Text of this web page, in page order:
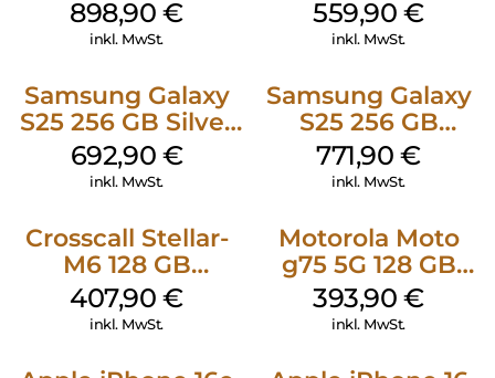
898,90€
inkl. MwSt.
559,90€
inkl. MwSt.
Samsung Galaxy
S25 256 GB Silver
Shadow
692,90 €
inkl. MwSt.
Samsung Galaxy
S25 256 GB
Icyblue
771,90€
inkl. MwSt.
Crosscall Stellar-
M6 128 GB
Schwarz
407,90€
inkl. MwSt.
Motorola Moto
g75 5G 128 GB
Charcoal Gray
393,90€
inkl. MwSt.